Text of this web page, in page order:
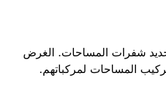
شفرات المساحات. الغرض
المساحات لمركباتهم.